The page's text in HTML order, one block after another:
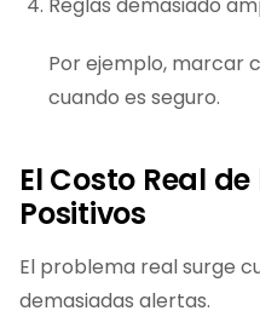
Por ejemplo, marcar
cuando es seguro.
El Costo Real
Positivos
El problema real surge
demasiadas alertas.